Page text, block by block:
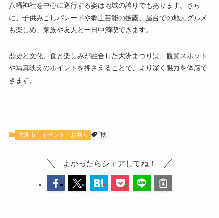
八幡神社を中心に巡行する姿は地域の誇りでもあります。さら
に、子供みこしパレードや郷土芸能の披露、屋台での地元グルメ
も楽しめ、家族や友人と一日中満喫できます。
歴史と文化、食と楽しみが融合した大洲まつりは、観覧スポット
や写真映えのポイントを押さえることで、より深く魅力を体感で
きます。
大洲市 イベント・お祭り 秋
よかったらシェアしてね！